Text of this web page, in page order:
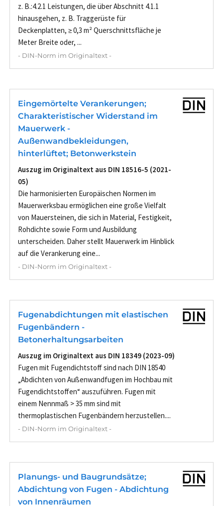
z. B.:4.2.1 Leistungen, die über Abschnitt 4.1.1
hinausgehen, z. B. Traggerüste für
Deckenplatten, ≥ 0,3 m² Querschnittsfläche je
Meter Breite oder, ...
- DIN-Norm im Originaltext -
Eingemörtelte Verankerungen;
Charakteristischer Widerstand im
Mauerwerk -
Außenwandbekleidungen,
hinterlüftet; Betonwerkstein
Auszug im Originaltext aus DIN 18516-5 (2021-
05)
Die harmonisierten Europäischen Normen im
Mauerwerksbau ermöglichen eine große Vielfalt
von Mauersteinen, die sich in Material, Festigkeit,
Rohdichte sowie Form und Ausbildung
unterscheiden. Daher stellt Mauerwerk im Hinblick
auf die Verankerung eine...
- DIN-Norm im Originaltext -
Fugenabdichtungen mit elastischen
Fugenbändern -
Betonerhaltungsarbeiten
Auszug im Originaltext aus DIN 18349 (2023-09)
Fugen mit Fugendichtstoff sind nach DIN 18540
„Abdichten von Außenwandfugen im Hochbau mit
Fugendichtstoffen“ auszuführen. Fugen mit
einem Nennmaß > 35 mm sind mit
thermoplastischen Fugenbändern herzustellen....
- DIN-Norm im Originaltext -
Planungs- und Baugrundsätze;
Abdichtung von Fugen - Abdichtung
von Innenräumen